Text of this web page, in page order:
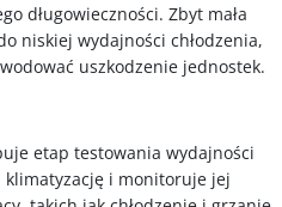
długowieczności. Zbyt mała
niskiej wydajności chłodzenia,
uszkodzenie jednostek.
etap testowania wydajności
i monitoruje jej